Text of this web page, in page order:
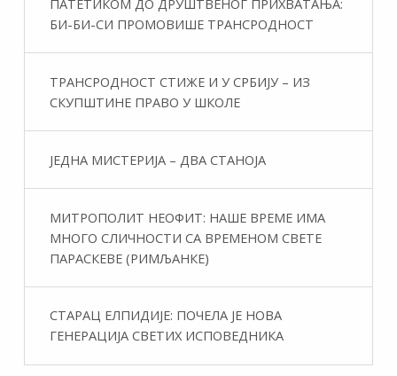
БИ-БИ-СИ ПРОМОВИШЕ ТРАНСРОДНОСТ
ТРАНСРОДНОСТ СТИЖЕ И У СРБИЈУ – ИЗ
СКУПШТИНЕ ПРАВО У ШКОЛЕ
ЈЕДНА МИСТЕРИЈА – ДВА СТАНОЈА
МИТРОПОЛИТ НЕОФИТ: НАШЕ ВРЕМЕ ИМА
МНОГО СЛИЧНОСТИ СА ВРЕМЕНОМ СВЕТЕ
ПАРАСКЕВЕ (РИМЉАНКЕ)
СТАРАЦ ЕЛПИДИЈЕ: ПОЧЕЛА ЈЕ НОВА
ГЕНЕРАЦИЈА СВЕТИХ ИСПОВЕДНИКА